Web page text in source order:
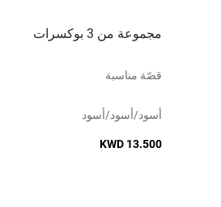
مجموعة من 3 بوكسرات
قصّة مناسبة
أسود/أسود/أسود
KWD 13.500